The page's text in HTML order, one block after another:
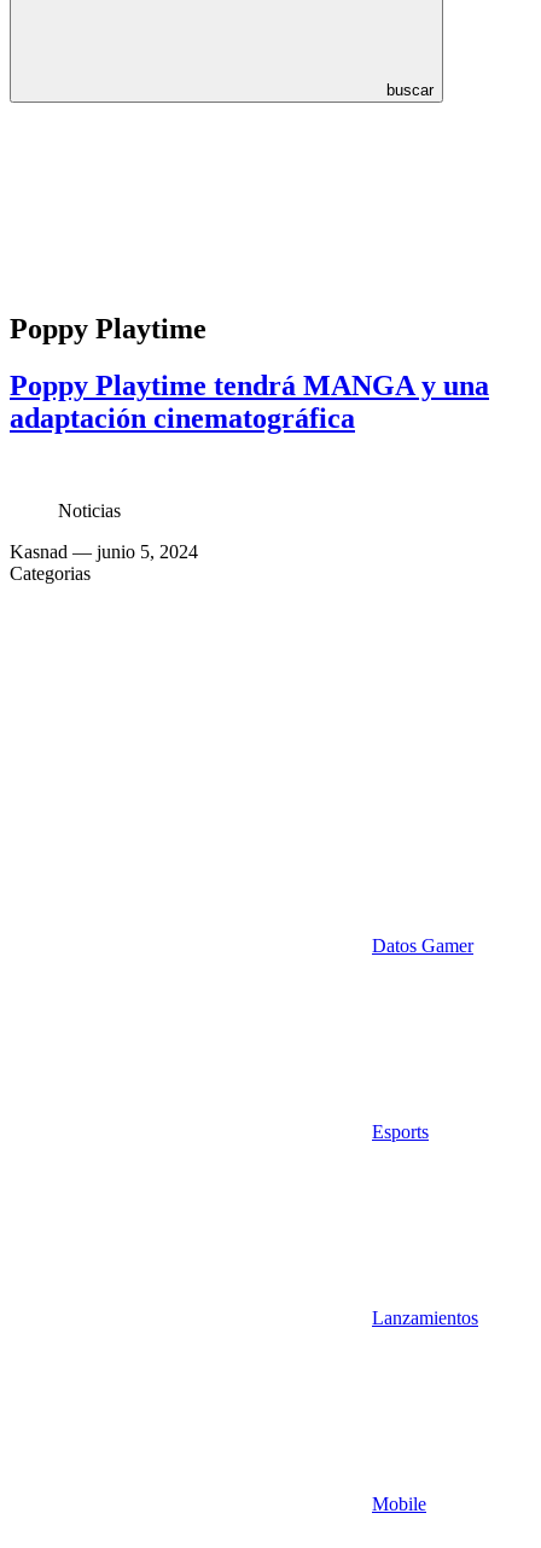
buscar
Poppy Playtime
Poppy Playtime tendrá MANGA y una
adaptación cinematográfica
Noticias
Kasnad — junio 5, 2024
Categorias
Datos Gamer
Esports
Lanzamientos
Mobile